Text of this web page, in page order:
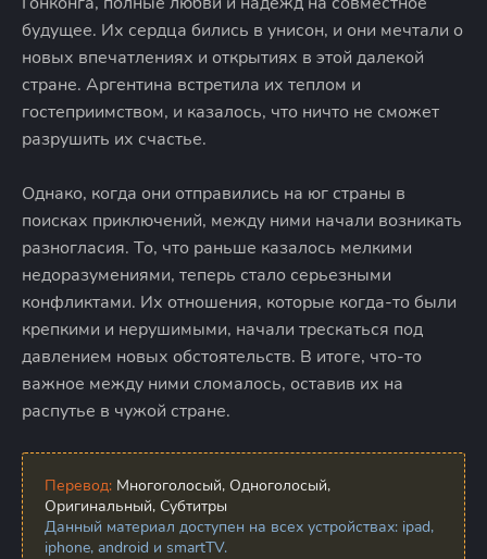
будущее. Их сердца бились в унисон, и они мечтали о
новых впечатлениях и открытиях в этой далекой
стране. Аргентина встретила их теплом и
гостеприимством, и казалось, что ничто не сможет
разрушить их счастье.
Однако, когда они отправились на юг страны в
поисках приключений, между ними начали возникать
разногласия. То, что раньше казалось мелкими
недоразумениями, теперь стало серьезными
конфликтами. Их отношения, которые когда-то были
крепкими и нерушимыми, начали трескаться под
давлением новых обстоятельств. В итоге, что-то
важное между ними сломалось, оставив их на
распутье в чужой стране.
Перевод: Многоголосый, Одноголосый,
Оригинальный, Субтитры
Данный материал доступен на всех устройствах: ipad,
iphone, android и smartTV.